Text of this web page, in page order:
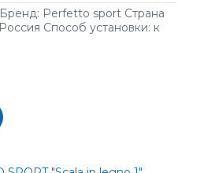
Perfetto sport Страна
Способ установки: к